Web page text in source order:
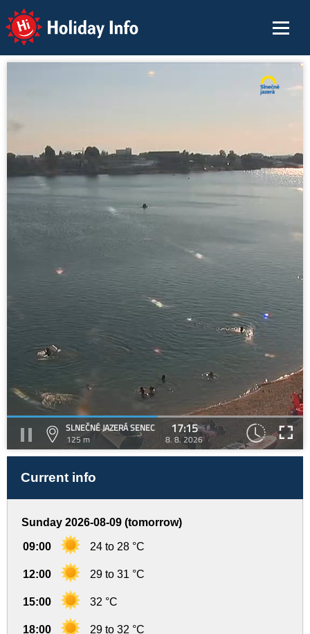
Holiday Info
SLNEČNÉ JAZERÁ SENEC
125 m
17:15
8. 8. 2026
Current info
Sunday 2026-08-09 (tomorrow)
09:00 24 to 28 °C
12:00 29 to 31 °C
15:00 32 °C
18:00 29 to 32 °C